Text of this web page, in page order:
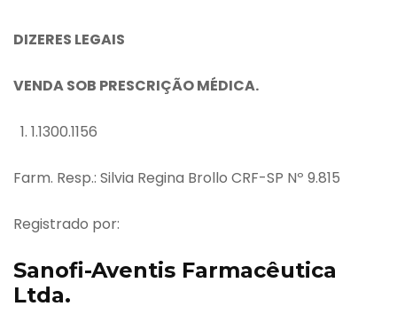
DIZERES LEGAIS
VENDA SOB PRESCRIÇÃO MÉDICA.
1.1300.1156
Farm. Resp.: Silvia Regina Brollo CRF-SP Nº 9.815
Registrado por:
Sanofi-Aventis Farmacêutica
Ltda.